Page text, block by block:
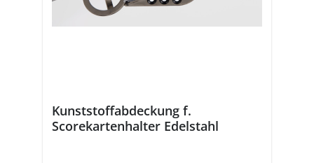
Kunststoffabdeckung f.
Scorekartenhalter Edelstahl